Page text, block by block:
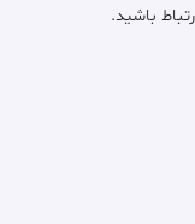
باشید.